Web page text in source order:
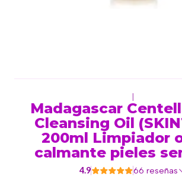
Madagascar
Cleansing Oil
200ml Limpiador
calmante pieles
4.9 66 reseñas